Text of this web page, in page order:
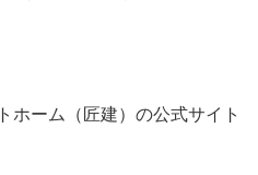
ホーム（匠建）の公式サイト